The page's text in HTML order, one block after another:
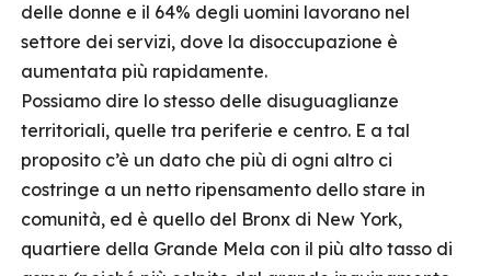
delle donne e il 64% degli uomini lavorano nel
settore dei servizi, dove la disoccupazione è
aumentata più rapidamente.
Possiamo dire lo stesso delle disuguaglianze
territoriali, quelle tra periferie e centro. E a tal
proposito c’è un dato che più di ogni altro ci
costringe a un netto ripensamento dello stare in
comunità, ed è quello del Bronx di New York,
quartiere della Grande Mela con il più alto tasso di